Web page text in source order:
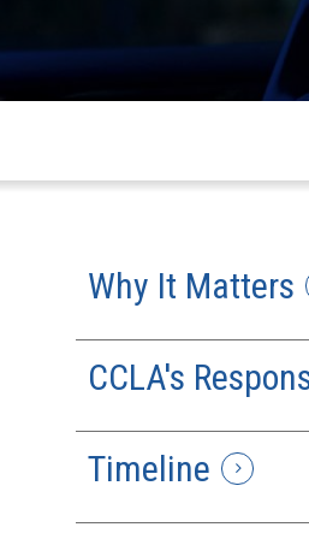
Why It Matters
CCLA's
Timeline